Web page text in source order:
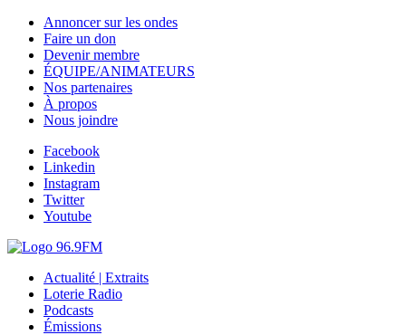
Annoncer sur les ondes
Faire un don
Devenir membre
ÉQUIPE/ANIMATEURS
Nos partenaires
À propos
Nous joindre
Facebook
Linkedin
Instagram
Twitter
Youtube
Actualité | Extraits
Loterie Radio
Podcasts
Émissions